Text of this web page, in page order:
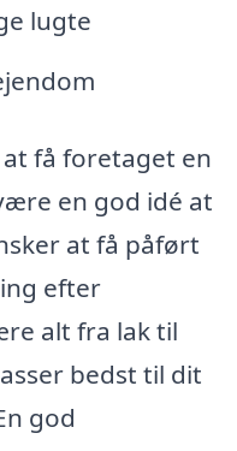
lugte
få foretaget en
en god idé at
at få påført
efter
alt fra lak til
bedst til dit
god